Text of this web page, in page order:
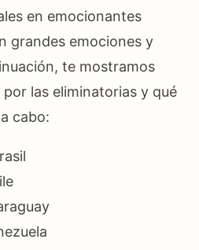
en emocionantes
grandes emociones y
te mostramos
las eliminatorias y qué
cabo: